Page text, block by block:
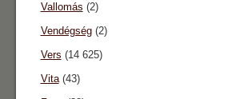
Vallomás (2)
Vendégség(2)
Vers (14 625)
Vita(43)